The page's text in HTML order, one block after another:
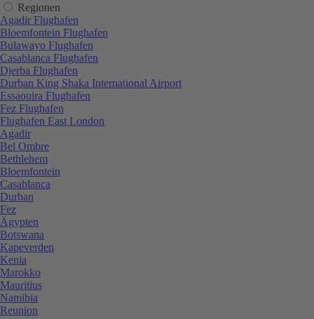
Regionen
Agadir Flughafen
Bloemfontein Flughafen
Bulawayo Flughafen
Casablanca Flughafen
Djerba Flughafen
Durban King Shaka International Airport
Essaouira Flughafen
Fez Flughafen
Flughafen East London
Agadir
Bel Ombre
Bethlehem
Bloemfontein
Casablanca
Durban
Fez
Ägypten
Botswana
Kapeverden
Kenia
Marokko
Mauritius
Namibia
Reunion